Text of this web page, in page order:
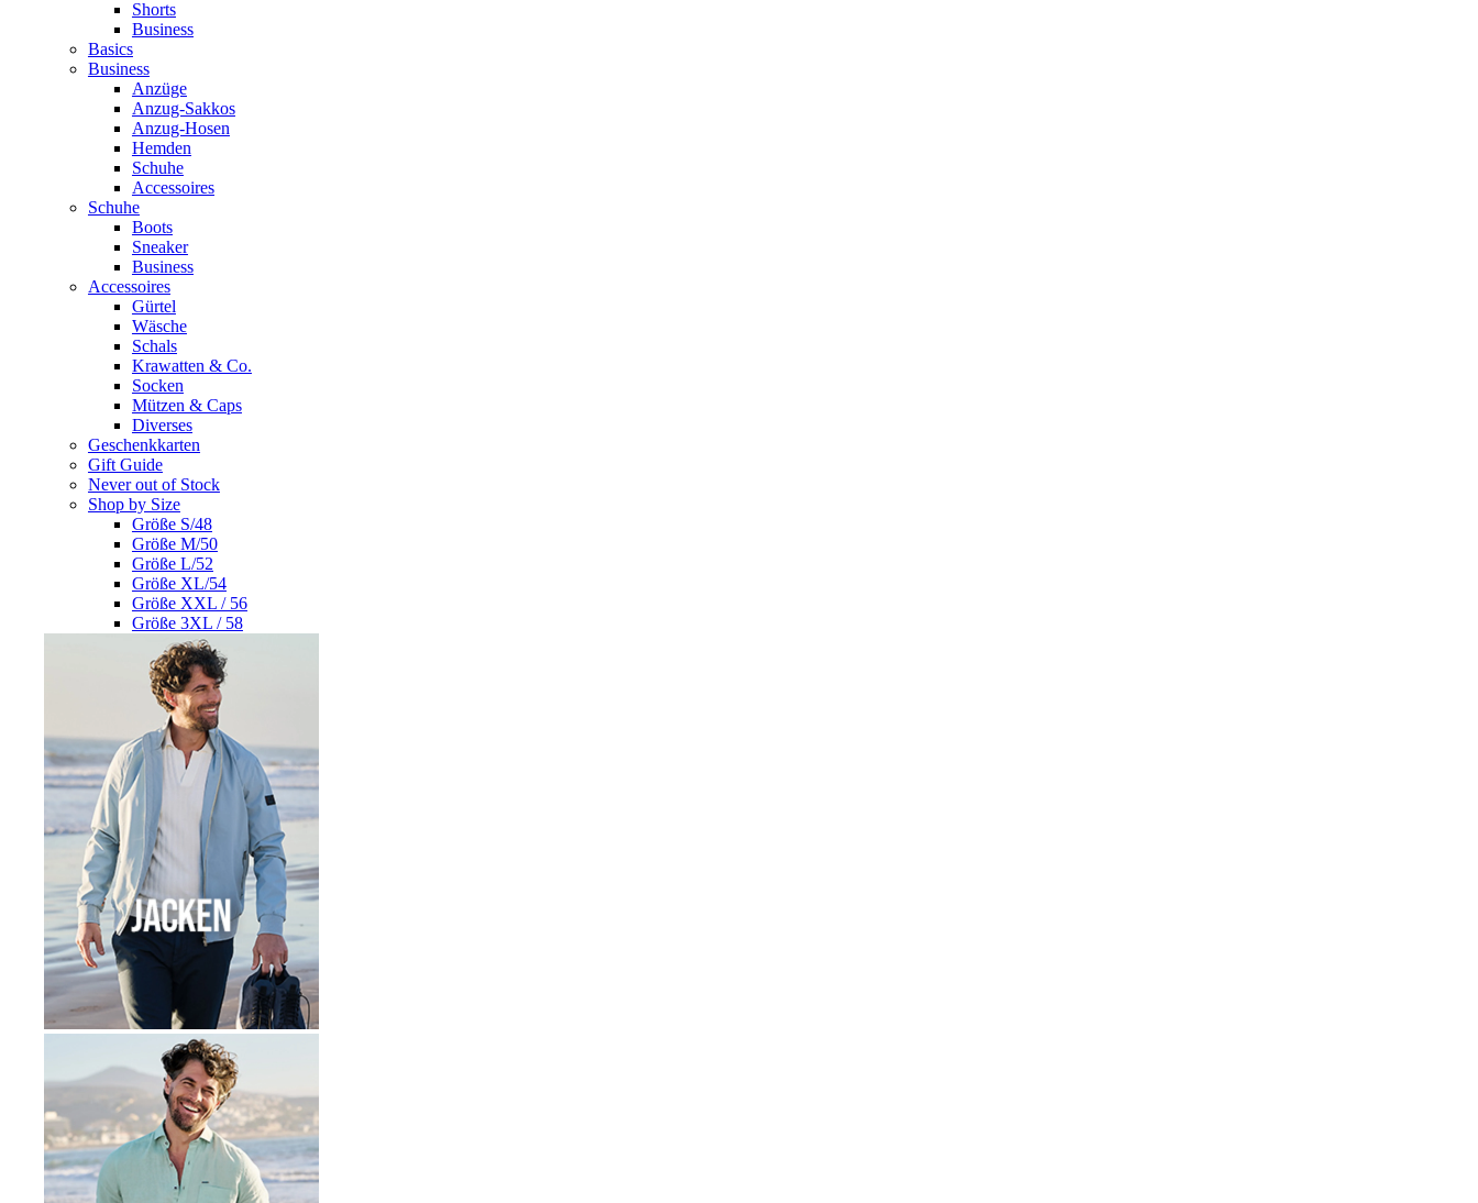
Shorts
Business
Basics
Business
Anzüge
Anzug-Sakkos
Anzug-Hosen
Hemden
Schuhe
Accessoires
Schuhe
Boots
Sneaker
Business
Accessoires
Gürtel
Wäsche
Schals
Krawatten & Co.
Socken
Mützen & Caps
Diverses
Geschenkkarten
Gift Guide
Never out of Stock
Shop by Size
Größe S/48
Größe M/50
Größe L/52
Größe XL/54
Größe XXL / 56
Größe 3XL / 58